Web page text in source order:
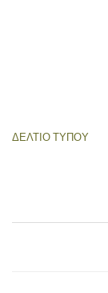
ΔΕΛΤΙΟ ΤΥΠΟΥ